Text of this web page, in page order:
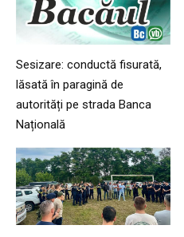
Sesizare: conductă fisurată,
lăsată în paragină de
autorități pe strada Banca
Națională